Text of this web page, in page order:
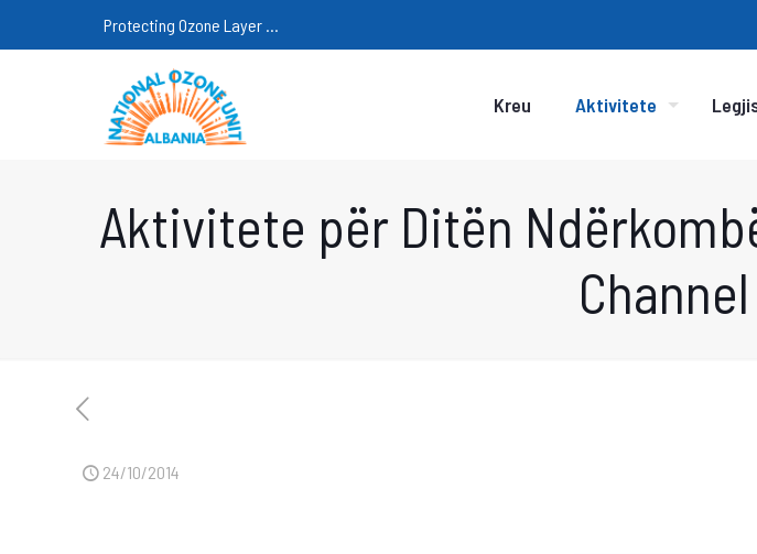
Protecting Ozone Layer ...
Kreu Aktivitete
Aktivitete për Ditën
24/10/2014